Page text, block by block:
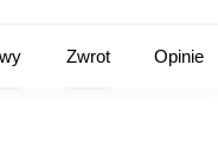
Zwrot Opinie